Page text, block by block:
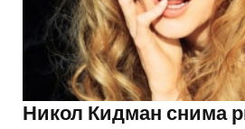
Никол Кидман снима